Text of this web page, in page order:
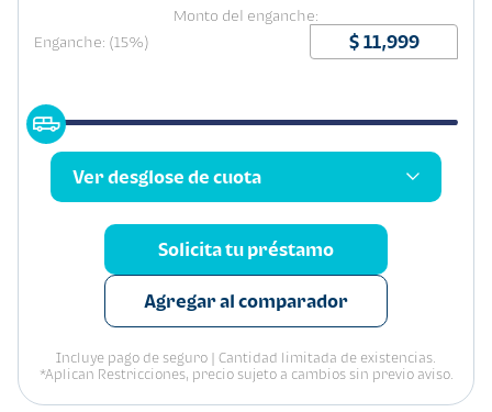
Monto del enganche:
Enganche: (15%)
Ver desglose de cuota
Solicita tu préstamo
Agregar al comparador
Incluye pago de seguro | Cantidad limitada de existencias.
*Aplican Restricciones, precio sujeto a cambios sin previo aviso.